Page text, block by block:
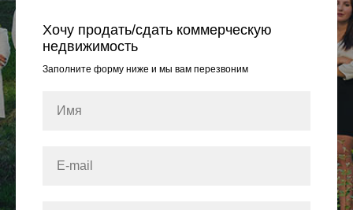
Хочу продать/сдать коммерческую
недвижимость
Заполните форму ниже и мы вам перезвоним